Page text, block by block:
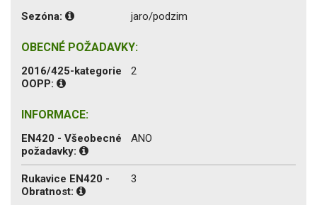
Sezóna: jaro/podzim
OBECNÉ POŽADAVKY:
2016/425-kategorie
OOPP:
2
INFORMACE:
EN420 - Všeobecné
požadavky:
ANO
Rukavice EN420 -
Obratnost:
3